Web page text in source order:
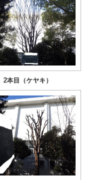
2本目（ケヤキ）